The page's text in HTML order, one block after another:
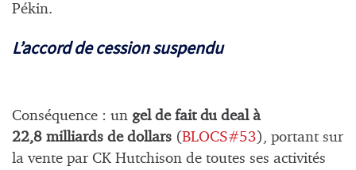
Pékin.
L’accord de cession suspendu
Conséquence : un gel de fait du deal à
22,8 milliards de dollars (BLOCS#53 ), portant sur
la vente par CK Hutchison de toutes ses activités